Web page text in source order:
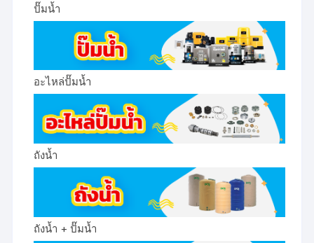
ปั๊มน้ำ
อะไหล่ปั๊มน้ำ
ถังน้ำ
ถังน้ำ + ปั๊มน้ำ